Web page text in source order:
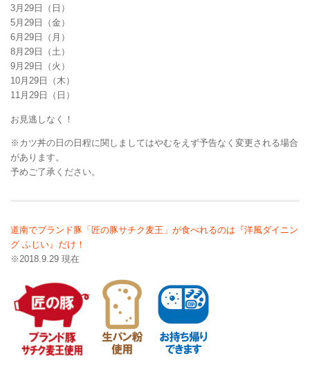
3月29日（日）
5月29日（金）
6月29日（月）
8月29日（土）
9月29日（火）
10月29日（木）
11月29日（日）
お見逃しなく！
※カツ丼の日の日程に関しましてはやむをえず予告なく変更される場合
があります。
予めご了承ください。
道南でブランド豚「匠の豚サチク麦王」が食べれるのは『洋風ダイニン
グ ふじい』だけ！
※2018.9.29 現在